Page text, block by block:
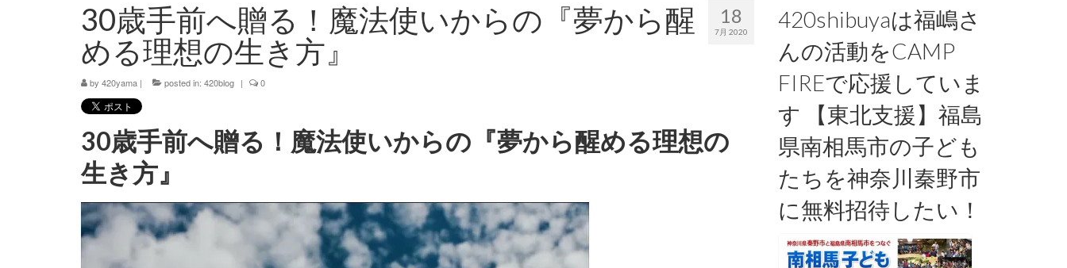
18
7月 2020
30歳手前へ贈る！魔法使いからの『夢から醒
める理想の生き方』
by 420yama | posted in: 420blog | 0
30歳手前へ贈る！魔法使いからの『夢から醒める理想の
生き方』
420shibuyaは福嶋さ
んの活動をCAMP
FIREで応援していま
す 【東北支援】福島
県南相馬市の子ども
たちを神奈川秦野市
に無料招待したい！